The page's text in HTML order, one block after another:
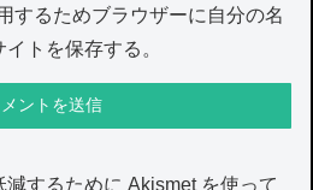
するためブラウザーに自分の名
トを保存する。
するために Akismet を使って